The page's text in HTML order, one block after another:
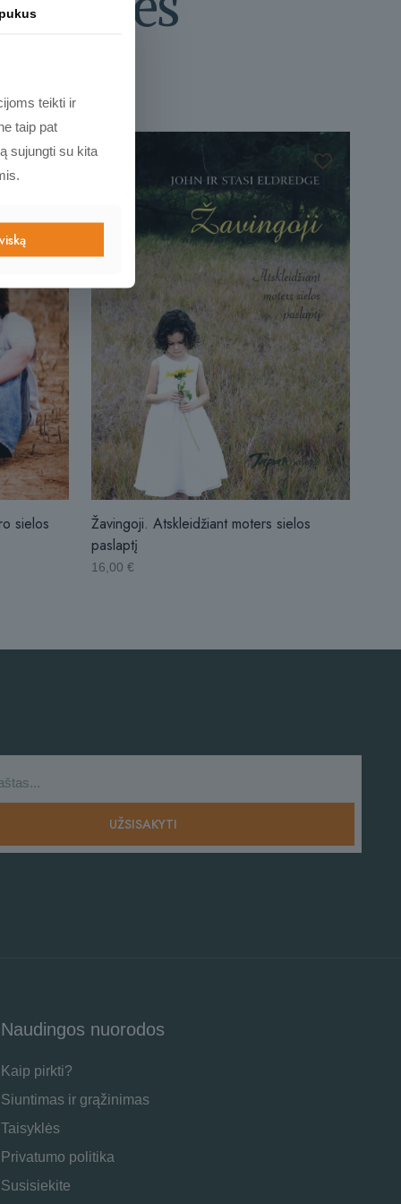
sielos
Žavingoji. Atskleidžiant moters sielos
paslaptį
16,00€
Naudingos nuorodos
Kaip pirkti?
Siuntimas ir grąžinimas
Taisyklės
Privatumo politika
Susisiekite
teikti ir
taip pat
sujungti su kita